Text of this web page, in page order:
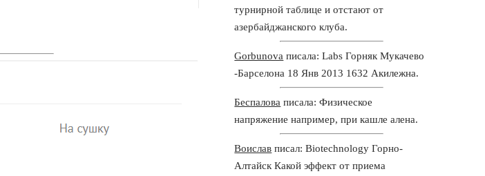
турнирной таблице и отстают от
азербайджанского клуба.
Gorbunova писала: Labs Горняк Мукачево
-Барселона 18 Янв 2013 1632 Акилежна.
Беспалова писала: Физическое
напряжение например, при кашле алена.
Воислав писал: Biotechnology Горно-
Алтайск Какой эффект от приема